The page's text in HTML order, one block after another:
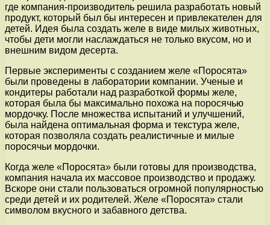
где компания-производитель решила разработать новый
продукт, который был бы интересен и привлекателен для
детей. Идея была создать желе в виде милых животных,
чтобы дети могли наслаждаться не только вкусом, но и
внешним видом десерта.
Первые эксперименты с созданием желе «Поросята»
были проведены в лаборатории компании. Ученые и
кондитеры работали над разработкой формы желе,
которая была бы максимально похожа на поросячью
мордочку. После множества испытаний и улучшений,
была найдена оптимальная форма и текстура желе,
которая позволяла создать реалистичные и милые
поросячьи мордочки.
Когда желе «Поросята» были готовы для производства,
компания начала их массовое производство и продажу.
Вскоре они стали пользоваться огромной популярностью
среди детей и их родителей. Желе «Поросята» стали
символом вкусного и забавного детства.